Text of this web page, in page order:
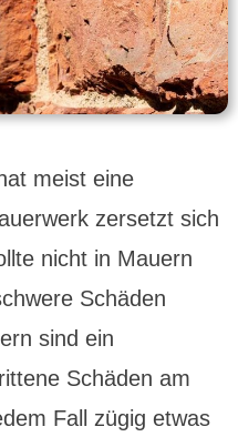
meist eine
zersetzt sich
nicht in Mauern
Schäden
sind ein
Schäden am
Fall zügig etwas